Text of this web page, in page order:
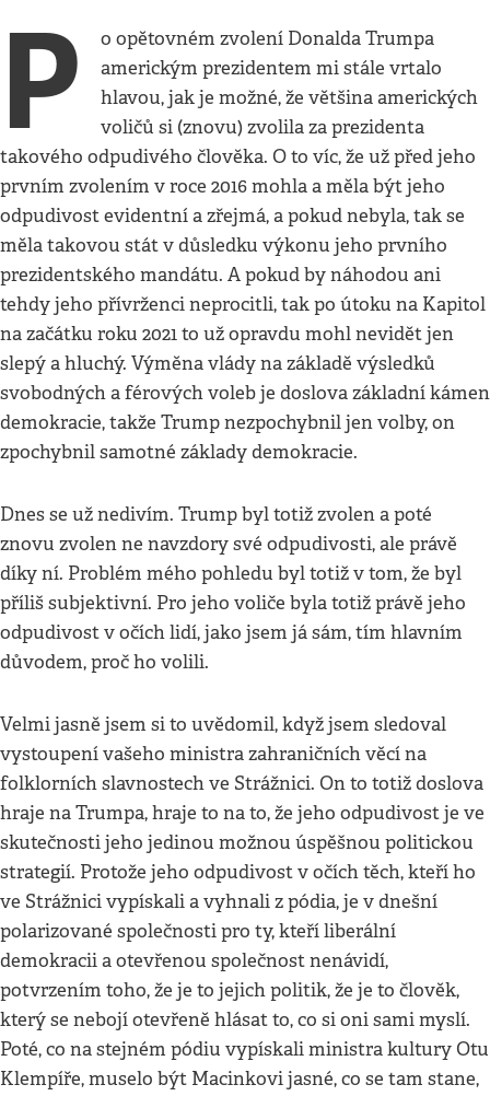
P
o opětovném zvolení Donalda Trumpa
americkým prezidentem mi stále vrtalo
hlavou, jak je možné, že většina amerických
voličů si (znovu) zvolila za prezidenta
takového odpudivého člověka. O to víc, že ​​už před jeho
prvním zvolením v roce 2016 mohla a měla být jeho
odpudivost evidentní a zřejmá, a pokud nebyla, tak se
měla takovou stát v důsledku výkonu jeho prvního
prezidentského mandátu. A pokud by náhodou ani
tehdy jeho přívrženci neprocitli, tak po útoku na Kapitol
na začátku roku 2021 to už opravdu mohl nevidět jen
slepý a hluchý. Výměna vlády na základě výsledků
svobodných a férových voleb je doslova základní kámen
demokracie, takže Trump nezpochybnil jen volby, on
zpochybnil samotné základy demokracie.
Dnes se už nedivím. Trump byl totiž zvolen a poté
znovu zvolen ne navzdory své odpudivosti, ale právě
díky ní. Problém mého pohledu byl totiž v tom, že byl
příliš subjektivní. Pro jeho voliče byla totiž právě jeho
odpudivost v očích lidí, jako jsem já sám, tím hlavním
důvodem, proč ho volili.
Velmi jasně jsem si to uvědomil, když jsem sledoval
vystoupení vašeho ministra zahraničních věcí na
folklorních slavnostech ve Strážnici. On to totiž doslova
hraje na Trumpa, hraje to na to, že jeho odpudivost je ve
skutečnosti jeho jedinou možnou úspěšnou politickou
strategií. Protože jeho odpudivost v očích těch, kteří ho
ve Strážnici vypískali a vyhnali z pódia, je v dnešní
polarizované společnosti pro ty, kteří liberální
demokracii a otevřenou společnost nenávidí,
potvrzením toho, že je to jejich politik, že je to člověk,
který se nebojí otevřeně hlásat to, co si oni sami myslí.
Poté, co na stejném pódiu vypískali ministra kultury Otu
Klempíře, muselo být Macinkovi jasné, co se tam stane,